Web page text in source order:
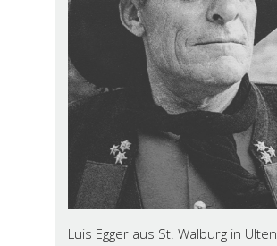
Luis Egger aus St. Walburg in Ulten